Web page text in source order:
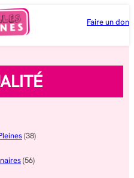
Faire un don
(38)
(56)